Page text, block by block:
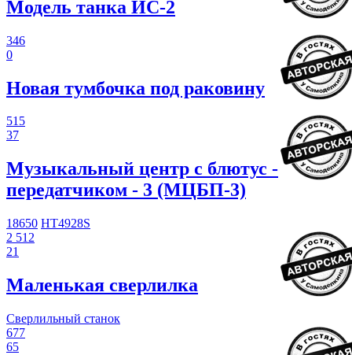
Модель танка ИС-2
346
0
Новая тумбочка под раковину
515
37
Музыкальный центр с блютус -
передатчиком - 3 (МЦБП-3)
18650 HT4928S
2 512
21
Маленькая сверлилка
Сверлильный станок
677
65